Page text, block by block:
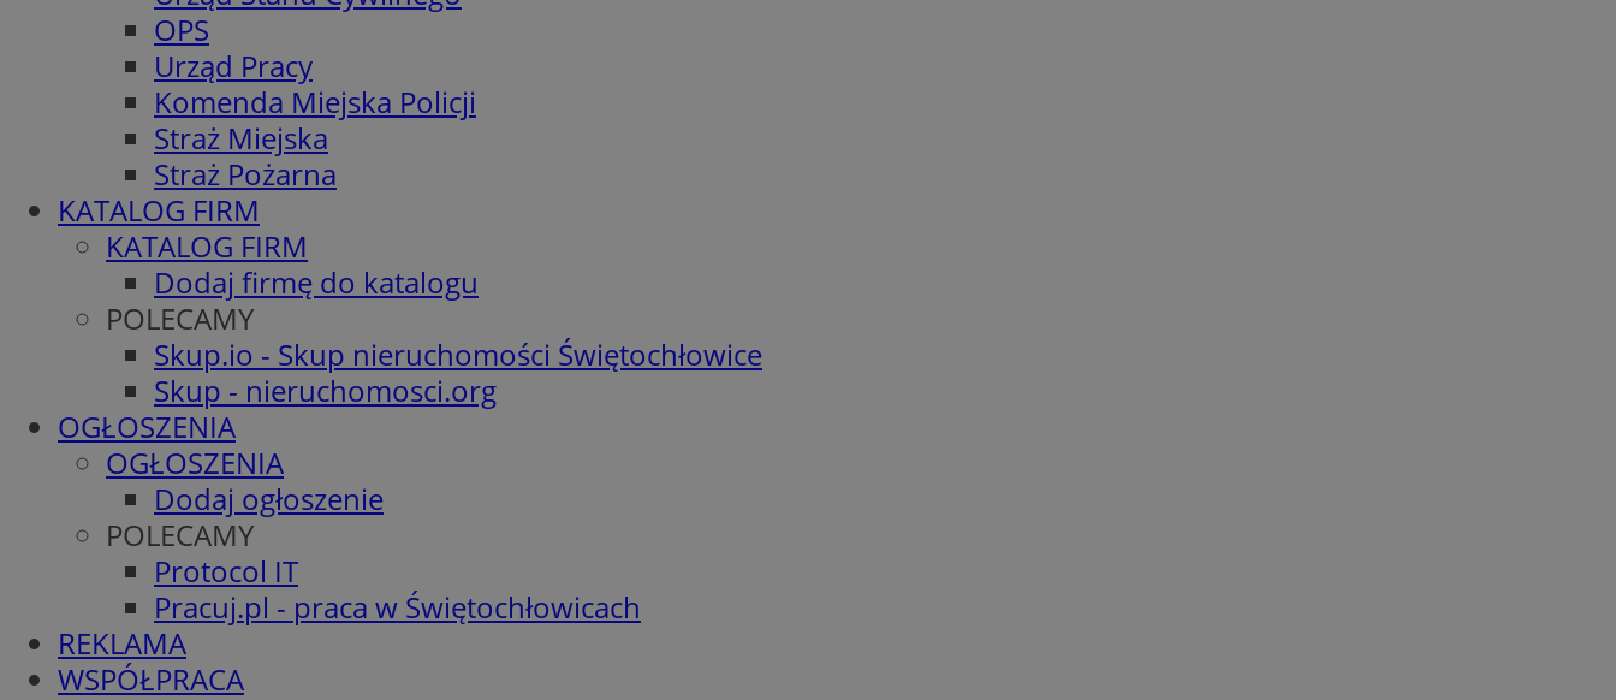
OPS
Urząd Pracy
Komenda Miejska Policji
Straż Miejska
Straż Pożarna
KATALOG FIRM
KATALOG FIRM
Dodaj firmę do katalogu
POLECAMY
Skup.io - Skup nieruchomości Świętochłowice
Skup - nieruchomosci.org
OGŁOSZENIA
OGŁOSZENIA
Dodaj ogłoszenie
POLECAMY
Protocol IT
Pracuj.pl - praca w Świętochłowicach
REKLAMA
WSPÓŁPRACA